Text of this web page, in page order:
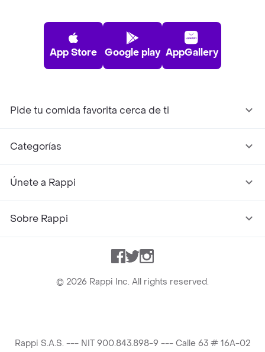
App Store Google play AppGallery
Pide tu comida favorita cerca de ti
Categorías
Únete a Rappi
Sobre Rappi
Facebook
TwitterInstagram
© 2026 Rappi Inc. All rights reserved.
Rappi S.A.S. --- NIT 900.843.898-9 --- Calle 63 # 16A-02